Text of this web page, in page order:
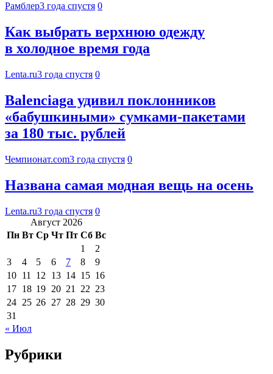
Рамблер3 года спустя 0
Как выбрать верхнюю одежду
в холодное время года
Lenta.ru3 года спустя 0
Balenciaga удивил поклонников
«бабушкиными» сумками-пакетами
за 180 тыс. рублей
Чемпионат.com3 года спустя 0
Названа самая модная вещь на осень
Lenta.ru3 года спустя 0
Август 2026
Пн Вт Ср Чт Пт Сб Вс
1
2
3
4 5 6 7 8
9
10 11 12 13 14 15 16
17 18 19 20 21 22 23
24 25 26 27 28 29 30
31
« Июл
Рубрики